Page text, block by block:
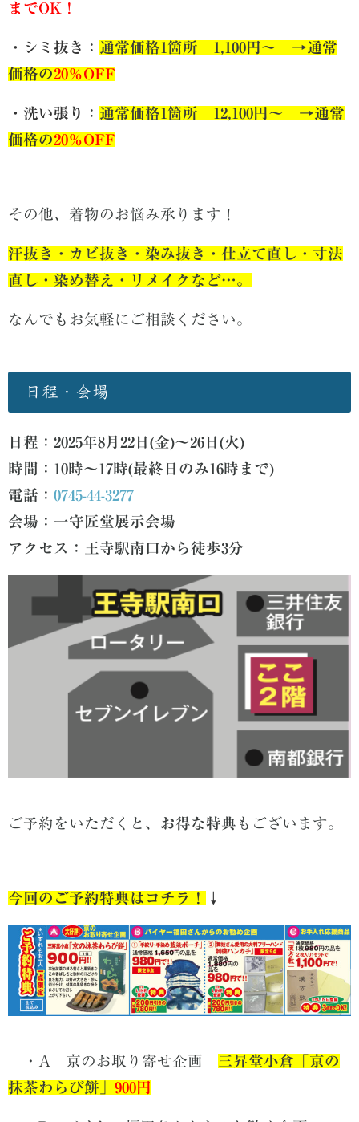
までOK！
・ シミ抜き ： 通常価格1箇所 1,100円～ →通常
価格の20％OFF
・洗い張り ： 通常価格1箇所 12,100円～ →通常
価格の20％OFF
その他、着物のお悩み承ります！
汗抜き・カビ抜き・染み抜き・仕立て直し・寸法
直し・染め替え・リメイクなど…。
なんでもお気軽にご相談ください。
日程・会場
日程：2025年8月22日(金)〜26日(火)
時間：10時〜17時(最終日のみ16時まで)
電話： 0745-44-3277
会場：一守匠堂展示会場
アクセス：王寺駅南口から徒歩3分
ご予約をいただくと、 お得な特典 もございます。
今回のご予約特典はコチラ！ ↓
・ A 京のお取り寄せ企画
三昇堂小倉「京の
抹茶わらび餅」 900円